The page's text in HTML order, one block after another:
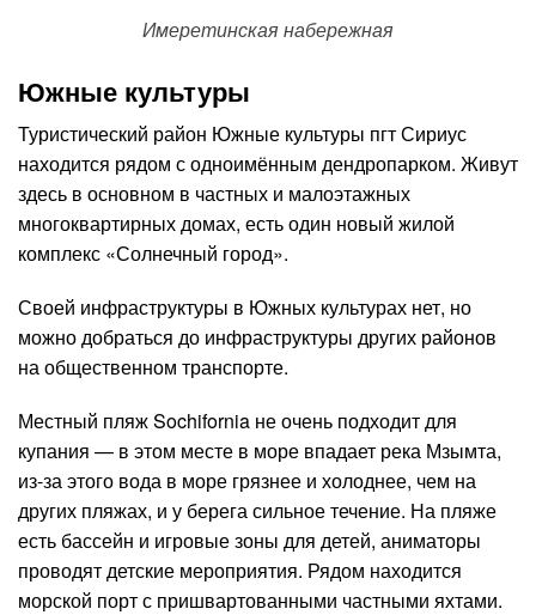
Имеретинская набережная
Южные культуры
Туристический район Южные культуры пгт Сириус
находится рядом с одноимённым дендропарком. Живут
здесь в основном в частных и малоэтажных
многоквартирных домах, есть один новый жилой
комплекс «Солнечный город».
Своей инфраструктуры в Южных культурах нет, но
можно добраться до инфраструктуры других районов
на общественном транспорте.
Местный пляж Sochifornia не очень подходит для
купания — в этом месте в море впадает река Мзымта,
из-за этого вода в море грязнее и холоднее, чем на
других пляжах, и у берега сильное течение. На пляже
есть бассейн и игровые зоны для детей, аниматоры
проводят детские мероприятия. Рядом находится
морской порт с пришвартованными частными яхтами.